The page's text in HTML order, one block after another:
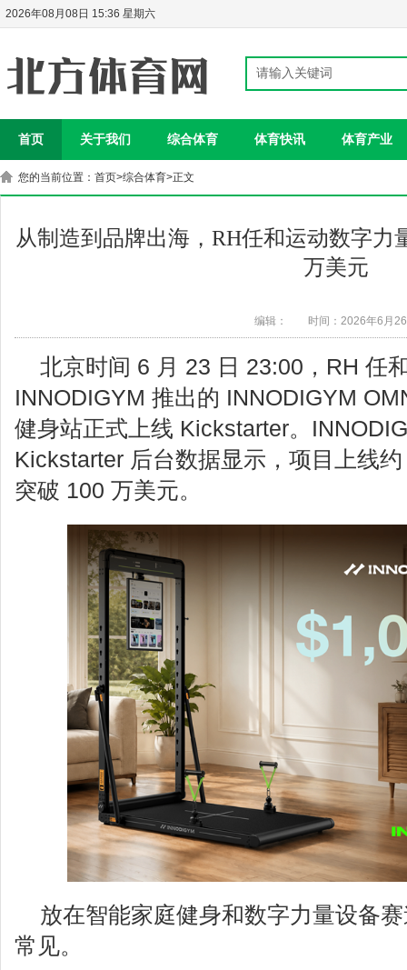
2026年08月08日 15:36 星期六
首页 关于我们 综合体育 体育快讯 体育产业
您的当前位置： 首页>综合体育>正文
从制造到品牌出海，RH任和运动数字力
万美元
编辑： 时间：2026年6月
北京时间 6 月 23 日 23:00，RH 任
INNODIGYM 推出的 INNODIGYM
健身站正式上线 Kickstarter。
Kickstarter 后台数据显示，项目上线
突破 100 万美元。
放在智能家庭健身和数字力量设备
常见。